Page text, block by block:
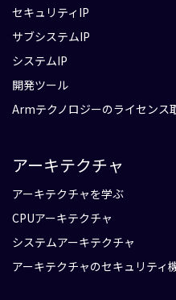
セキュリティIP
サブシステムIP
システムIP
開発ツール
Armテクノロジーのライセンス
アーキテクチャ
アーキテクチャを学ぶ
CPUアーキテクチャ
システムアーキテクチャ
アーキテクチャのセキュリティ